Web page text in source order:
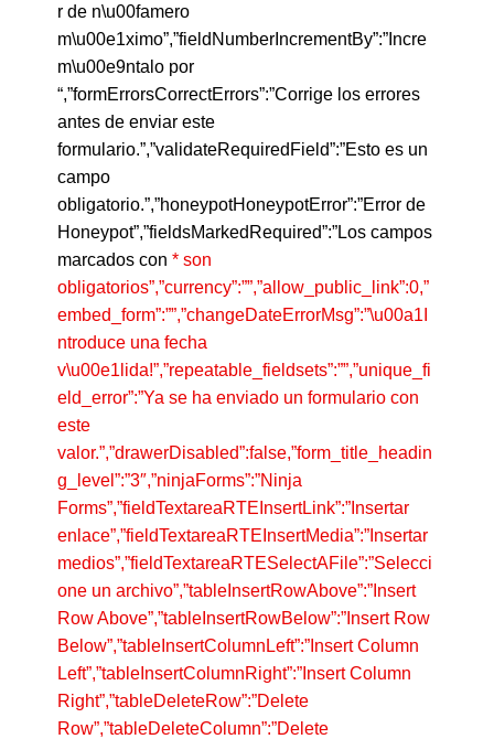
r de n\u00famero
m\u00e1ximo”,”fieldNumberIncrementBy”:”Incre
m\u00e9ntalo por
“,”formErrorsCorrectErrors”:”Corrige los errores
antes de enviar este
formulario.”,”validateRequiredField”:”Esto es un
campo
obligatorio.”,”honeypotHoneypotError”:”Error de
Honeypot”,”fieldsMarkedRequired”:”Los campos
marcados con * son
obligatorios”,”currency”:””,”allow_public_link”:0,”
embed_form”:””,”changeDateErrorMsg”:”\u00a1I
ntroduce una fecha
v\u00e1lida!”,”repeatable_fieldsets”:””,”unique_fi
eld_error”:”Ya se ha enviado un formulario con
este
valor.”,”drawerDisabled”:false,”form_title_headin
g_level”:”3″,”ninjaForms”:”Ninja
Forms”,”fieldTextareaRTEInsertLink”:”Insertar
enlace”,”fieldTextareaRTEInsertMedia”:”Insertar
medios”,”fieldTextareaRTESelectAFile”:”Selecci
one un archivo”,”tableInsertRowAbove”:”Insert
Row Above”,”tableInsertRowBelow”:”Insert Row
Below”,”tableInsertColumnLeft”:”Insert Column
Left”,”tableInsertColumnRight”:”Insert Column
Right”,”tableDeleteRow”:”Delete
Row”,”tableDeleteColumn”:”Delete